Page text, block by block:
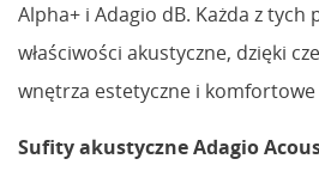
Alpha+ i Adagio dB. Każda z tych
właściwości akustyczne, dzięki
wnętrza estetyczne i komfortowe
Sufity akustyczne Adagio